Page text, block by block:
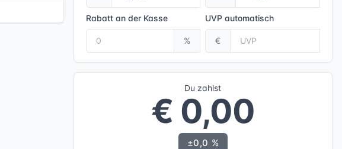
Rabatt an der Kasse
%
UVPautomatisch
€
Du zahlst
€ 0,00
±0,0 %